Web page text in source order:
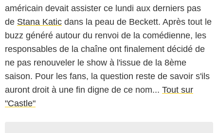
américain devait assister ce lundi aux derniers pas
de Stana Katic dans la peau de Beckett. Après tout le
buzz généré autour du renvoi de la comédienne, les
responsables de la chaîne ont finalement décidé de
ne pas renouveler le show à l'issue de la 8ème
saison. Pour les fans, la question reste de savoir s'ils
auront droit à une fin digne de ce nom... Tout sur
"Castle"